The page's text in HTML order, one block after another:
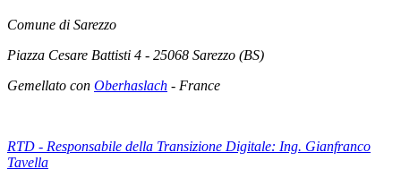
Comune di Sarezzo
Piazza Cesare Battisti 4 - 25068 Sarezzo (BS)
Gemellato con Oberhaslach - France
RTD - Responsabile della Transizione Digitale: Ing. Gianfranco
Tavella